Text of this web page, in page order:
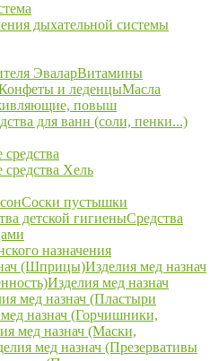
дыхательной системы
ЭваларВитамины
и леденцыМасла
повыш
для ванн (соли, пенки...)
средства Хель
Соски пустышки
детской гигиеныСредства
назначения
(Шприцы)Изделия мед назнач
Изделия мед назнач
мед назнач (Пластыри
назнач (Горчишники,
мед назнач (Маски,
мед назнач (Презервативы